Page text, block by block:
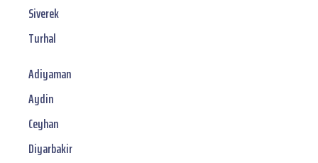
Siverek
Turhal
Adiyaman
Aydin
Ceyhan
Diyarbakir